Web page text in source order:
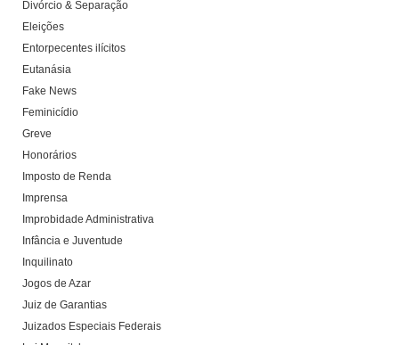
Divórcio & Separação
Eleições
Entorpecentes ilícitos
Eutanásia
Fake News
Feminicídio
Greve
Honorários
Imposto de Renda
Imprensa
Improbidade Administrativa
Infância e Juventude
Inquilinato
Jogos de Azar
Juiz de Garantias
Juizados Especiais Federais